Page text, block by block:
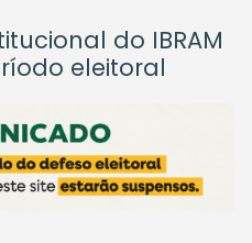
do IBRAM
eleitoral